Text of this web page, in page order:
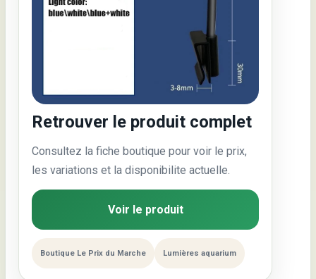
Retrouver le produit complet
Consultez la fiche boutique pour voir le prix,
les variations et la disponibilite actuelle.
Voir le produit
Boutique Le Prix du Marche Lumières aquarium